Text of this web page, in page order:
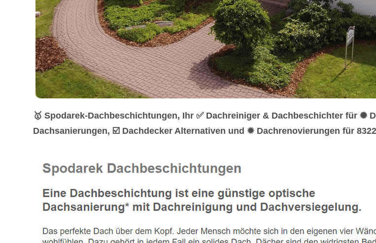
🥇 Spodarek-Dachbeschichtungen, Ihr ✅ Dachreiniger & Dachbeschichter für
Dachsanierungen, ☑️ Dachdecker Alternativen und ✹ Dachrenovierungen für